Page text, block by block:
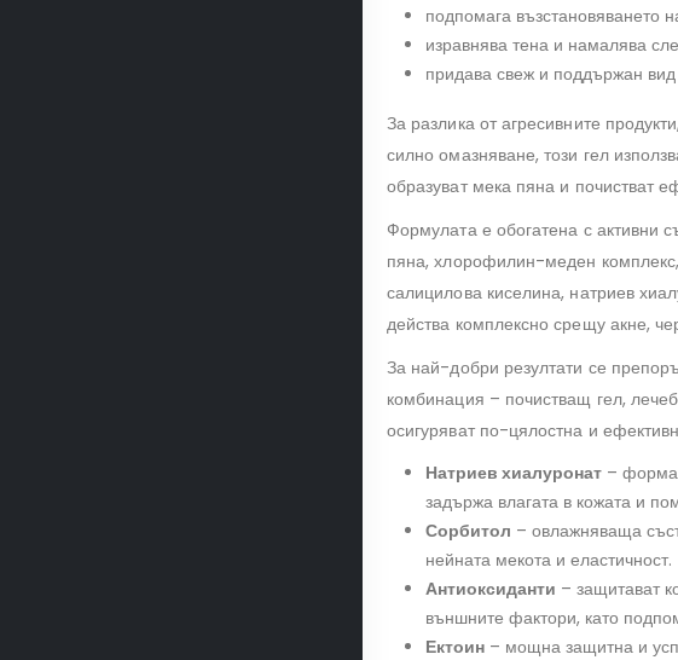
подпомага възстановяването
изравнява тена и намалява
придава свеж и поддържан вид
За разлика от агресивните
силно омазняване, този гел
образуват мека пяна и почистват
Формулата е обогатена с активни
пяна, хлорофилин-меден
салицилова киселина, натриев
действа комплексно срещу акне,
За най-добри резултати се
комбинация – почистващ гел,
осигуряват по-цялостна и
Натриев хиалуронат – форма
задържа влагата в кожата и
Сорбитол – овлажняваща
нейната мекота и еластичност.
Антиоксиданти – защитават
външните фактори, като
Ектоин – мощна защитна и